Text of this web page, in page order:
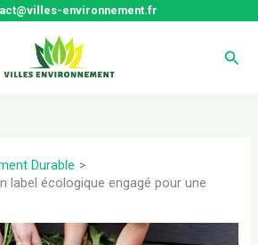
environnement.fr
Durable
label écologique engagé pour une